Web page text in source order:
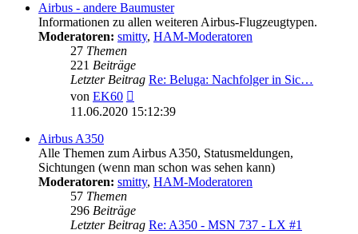
Airbus - andere Baumuster
Informationen zu allen weiteren Airbus-Flugzeugtypen.
Moderatoren: smitty, HAM-Moderatoren
27 Themen
221 Beiträge
Letzter Beitrag Re: Beluga: Nachfolger in Sic…
von EK60
Beitrag
11.06.2020 15:12:39
Airbus A350
Alle Themen zum Airbus A350, Statusmeldungen,
Sichtungen (wenn man schon was sehen kann)
Moderatoren: smitty, HAM-Moderatoren
57 Themen
296 Beiträge
Letzter Beitrag Re: A350 - MSN 737 - LX #1